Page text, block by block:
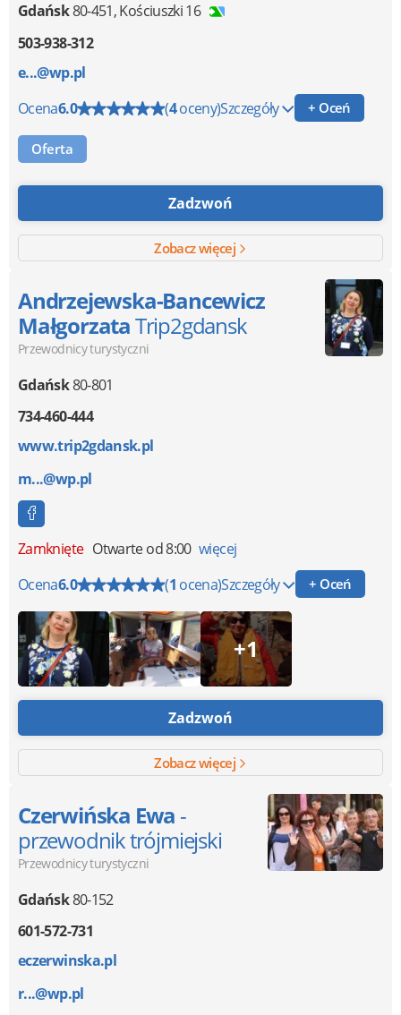
Gdańsk80-451,Kościuszki 16
503-938-312
e...@wp.pl
Ocena6.0 (4oceny)Szczegóły + Oceń
Oferta
Zadzwoń
Zobacz więcej
Andrzejewska-Bancewicz
MałgorzataTrip2gdansk
Przewodnicy turystyczni
Gdańsk80-801
734-460-444
www.trip2gdansk.pl
m...@wp.pl
Zamknięte Otwarte od 8:00 więcej
Ocena6.0 (1 ocena)Szczegóły + Oceń
+1
Zadzwoń
Zobacz więcej
Czerwińska Ewa -
przewodnik trójmiejski
Przewodnicy turystyczni
Gdańsk80-152
601-572-731
eczerwinska.pl
r...@wp.pl